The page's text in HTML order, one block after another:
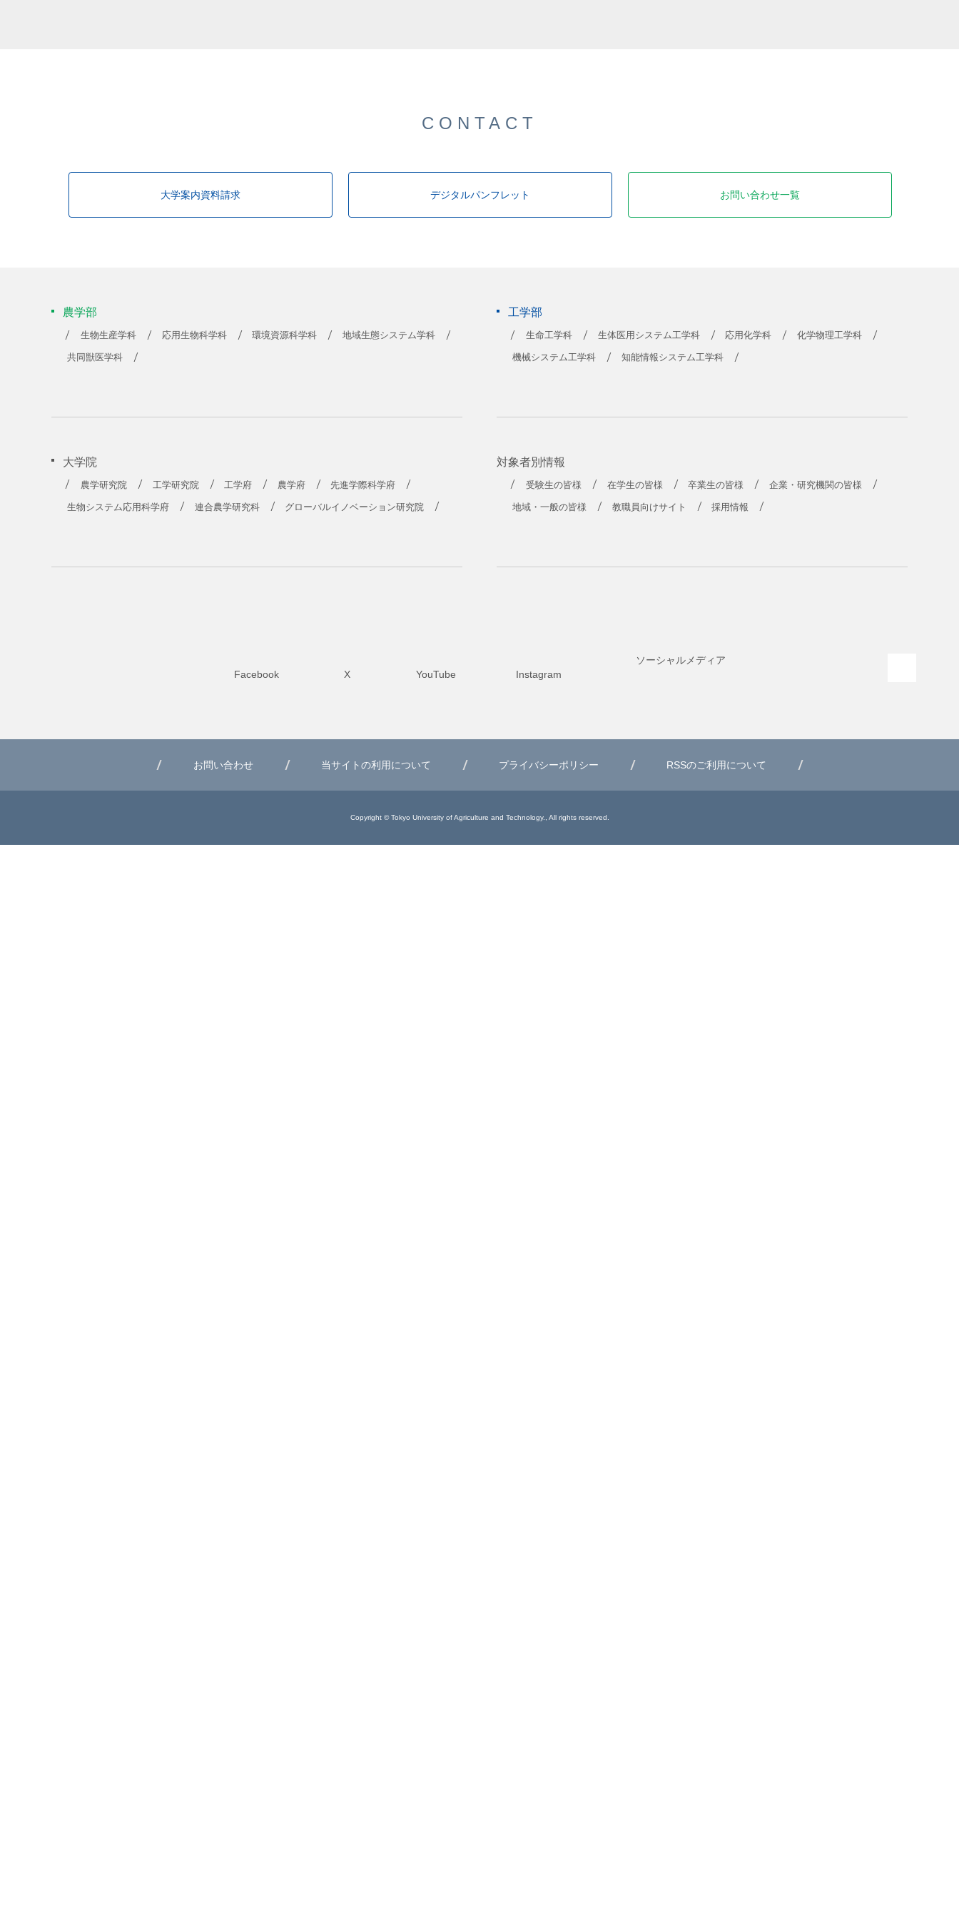
CONTACT
大学案内資料請求 デジタルパンフレット お問い合わせ一覧
農学部
生物生産学科 応用生物科学科 環境資源科学科 地域生態システム学科
共同獣医学科
工学部
生命工学科 生体医用システム工学科 応用化学科 化学物理工学科
機械システム工学科 知能情報システム工学科
大学院
農学研究院 工学研究院 工学府 農学府 先進学際科学府
生物システム応用科学府 連合農学研究科 グローバルイノベーション研究院
対象者別情報
受験生の皆様 在学生の皆様 卒業生の皆様 企業・研究機関の皆様
地域・一般の皆様 教職員向けサイト 採用情報
Facebook
X YouTube Instagram
ソーシャルメディア
お問い合わせ 当サイトの利用について プライバシーポリシー RSSのご利用について
Copyright © Tokyo University of Agriculture and Technology., All rights reserved.